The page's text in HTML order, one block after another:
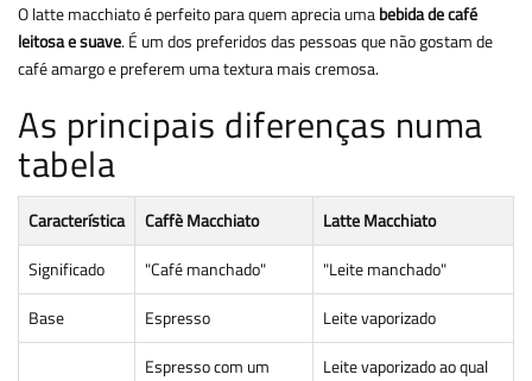
O latte macchiato é perfeito para quem aprecia umabebida de café
leitosa e suave. É um dos preferidos das pessoas que não gostam de
café amargo e preferem uma textura mais cremosa.
As principais diferenças numa
tabela
Característica Caffè Macchiato
Latte Macchiato
Significado
"Café manchado"
"Leite manchado"
Base
Espresso Leite vaporizado
Espresso com um
Leite vaporizado ao qual